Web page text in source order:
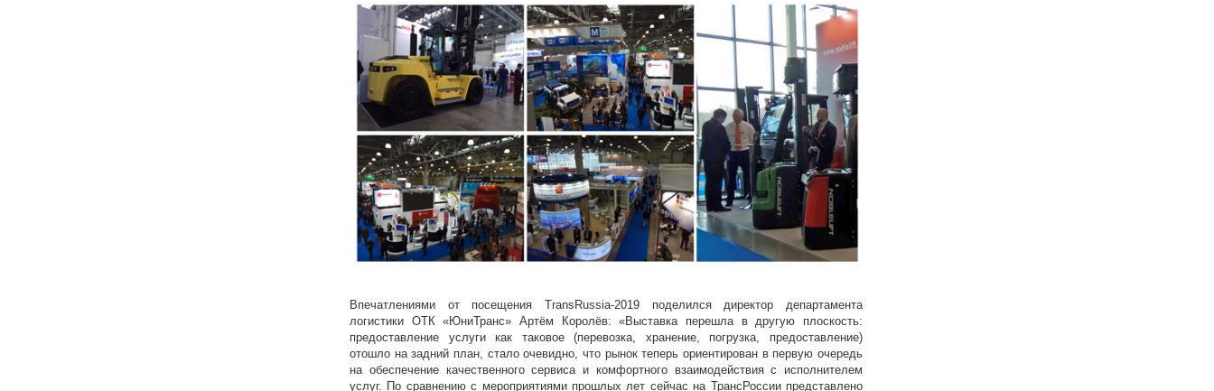
Впечатлениями от посещения TransRussia-2019 поделился директор департамента
логистики ОТК «ЮниТранс» Артём Королёв: «Выставка перешла в другую плоскость:
предоставление услуги как таковое (перевозка, хранение, погрузка, предоставление)
отошло на задний план, стало очевидно, что рынок теперь ориентирован в первую очередь
на обеспечение качественного сервиса и комфортного взаимодействия с исполнителем
услуг. По сравнению с мероприятиями прошлых лет сейчас на ТрансРоссии представлено